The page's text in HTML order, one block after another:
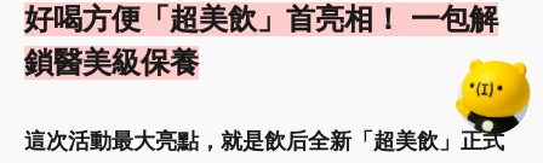
好喝方便「超美飲」首亮相！ 一包解
鎖醫美級保養
這次活動最大亮點，就是飲后全新「超美飲」正式